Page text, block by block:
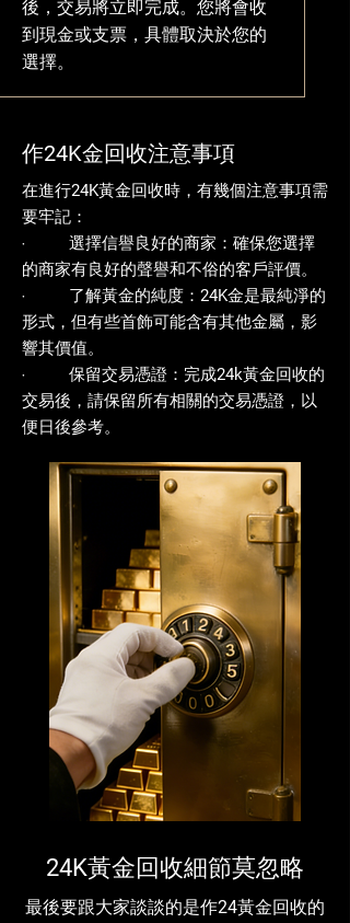
後，交易將立即完成。您將會收
到現金或支票，具體取決於您的
選擇。
作24K金回收注意事項
在進行24K黃金回收時，有幾個注意事項需
要牢記：
‧ 選擇信譽良好的商家：確保您選擇
的商家有良好的聲譽和不俗的客戶評價。
‧ 了解黃金的純度：24K金是最純淨的
形式，但有些首飾可能含有其他金屬，影
響其價值。
‧ 保留交易憑證：完成24k黃金回收的
交易後，請保留所有相關的交易憑證，以
便日後參考。
24K黃金回收細節莫忽略
最後要跟大家談談的是作24黃金回收的